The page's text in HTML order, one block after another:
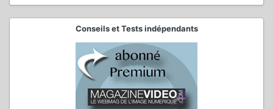
Conseils et Tests indépendants